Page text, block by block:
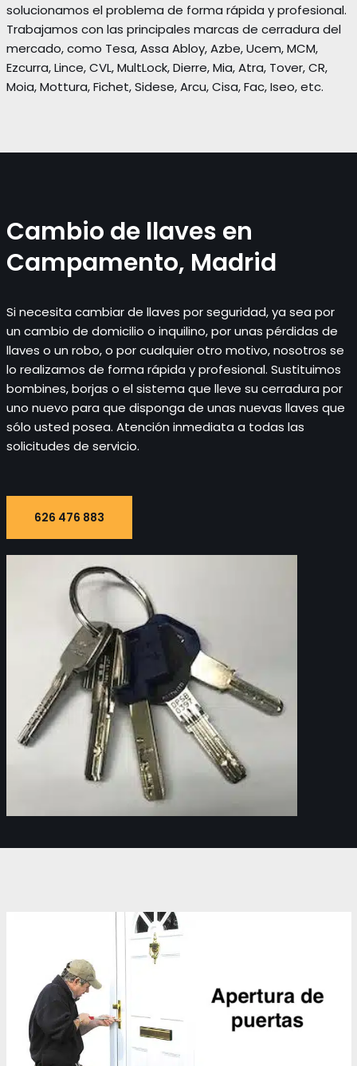
solucionamos el problema de forma rápida y profesional.
Trabajamos con las principales marcas de cerradura del
mercado, como Tesa, Assa Abloy, Azbe, Ucem, MCM,
Ezcurra, Lince, CVL, MultLock, Dierre, Mia, Atra, Tover, CR,
Moia, Mottura, Fichet, Sidese, Arcu, Cisa, Fac, Iseo, etc.
Cambio de llaves en
Campamento, Madrid
Si necesita cambiar de llaves por seguridad, ya sea por
un cambio de domicilio o inquilino, por unas pérdidas de
llaves o un robo, o por cualquier otro motivo, nosotros se
lo realizamos de forma rápida y profesional. Sustituimos
bombines, borjas o el sistema que lleve su cerradura por
uno nuevo para que disponga de unas nuevas llaves que
sólo usted posea. Atención inmediata a todas las
solicitudes de servicio.
626 476 883